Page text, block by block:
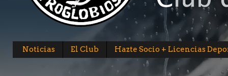
Noticias El Club Hazte Socio + Licencias